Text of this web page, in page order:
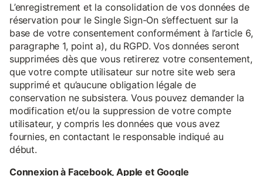
L’enregistrement et la consolidation de vos données de
réservation pour le Single Sign-On s’effectuent sur la
base de votre consentement conformément à l’article 6,
paragraphe 1, point a), du RGPD. Vos données seront
supprimées dès que vous retirerez votre consentement,
que votre compte utilisateur sur notre site web sera
supprimé et qu’aucune obligation légale de
conservation ne subsistera. Vous pouvez demander la
modification et/ou la suppression de votre compte
utilisateur, y compris les données que vous avez
fournies, en contactant le responsable indiqué au
début.
Connexion à Facebook, Apple et Google